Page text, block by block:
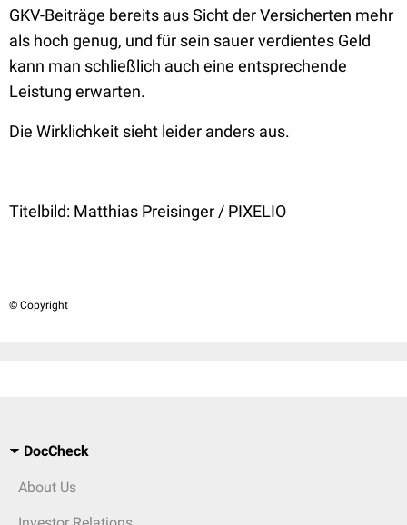
GKV-Beiträge bereits aus Sicht der Versicherten mehr
als hoch genug, und für sein sauer verdientes Geld
kann man schließlich auch eine entsprechende
Leistung erwarten.
Die Wirklichkeit sieht leider anders aus.
Titelbild: Matthias Preisinger / PIXELIO
© Copyright
DocCheck
About Us